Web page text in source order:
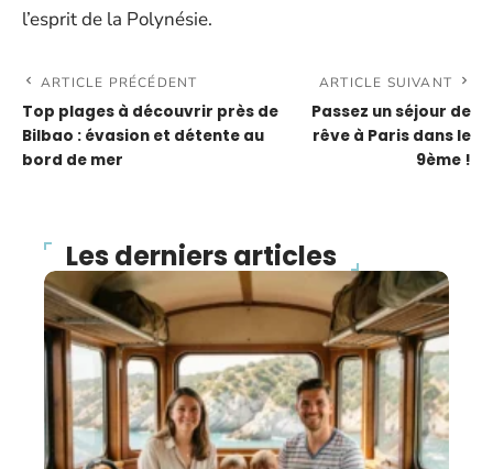
l’esprit de la Polynésie.
ARTICLE PRÉCÉDENT
Top plages à découvrir près de
Bilbao : évasion et détente au
bord de mer
ARTICLE SUIVANT
Passez un séjour de
rêve à Paris dans le
9ème !
Les derniers articles